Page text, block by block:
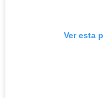
Ver esta